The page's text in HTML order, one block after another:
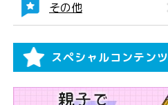
その他
スペシャルコンテンツ